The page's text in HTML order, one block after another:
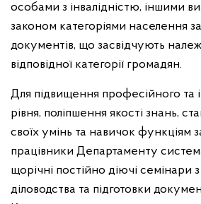
особами з інвалідністю, іншими
законом категоріями населення
документів, що засвідчують
відповідної категорії громадян.
Для підвищення професійного та
рівня, поліпшення якості знань,
своїх умінь та навичок функціям
працівники Департаменту
щорічні постійно діючі семінари
діловодства та підготовки